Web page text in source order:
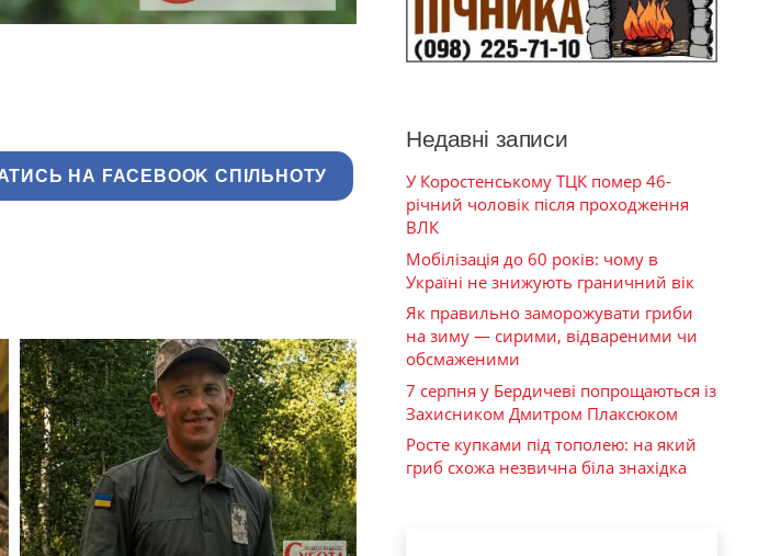
НА FACEBOOK СПІЛЬНОТУ
Недавні записи
У Коростенському ТЦК помер 46-
річний чоловік після проходження
ВЛК
Мобілізація до 60 років: чому в
Україні не знижують граничний вік
Як правильно заморожувати гриби
на зиму — сирими, відвареними чи
обсмаженими
7 серпня у Бердичеві попрощаються із
Захисником Дмитром Плаксюком
Росте купками під тополею: на який
гриб схожа незвична біла знахідка